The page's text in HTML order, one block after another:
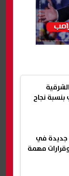
بنسبة نجاح
جديدة في
مهمة